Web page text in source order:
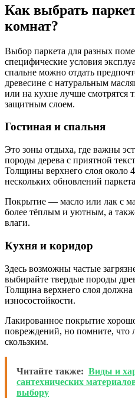
Как выбрать
комнат?
Выбор паркета для разных
специфические условия
спальне можно отдать
древесине с натуральным
или на кухне лучше смотрятся
защитным слоем.
Гостиная и спальня
Это зоны отдыха, где важны
породы дерева с приятной
Толщины верхнего слоя около
нескольких обновлений
Покрытие — масло или лак с
более тёплым и уютным, а
влаги.
Кухня и коридор
Здесь возможны частые
выбирайте твердые породы
Толщина верхнего слоя
износостойкости.
Лакированное покрытие
повреждений, но помните, что
скользким.
Читайте также: Виды и
сантехнических
выбору